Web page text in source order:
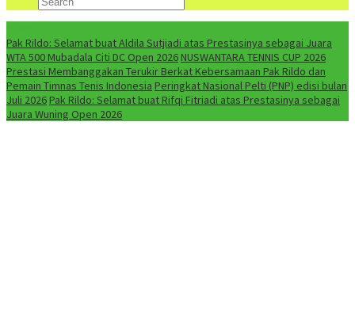
Pak Rildo: Selamat buat Aldila Sutjiadi atas Prestasinya sebagai Juara
WTA 500 Mubadala Citi DC Open 2026NUSWANTARA TENNIS CUP 2026
Prestasi Membanggakan Terukir Berkat Kebersamaan Pak Rildo dan
Pemain Timnas Tenis Indonesia Peringkat Nasional Pelti (PNP) edisi bulan
Juli 2026Pak Rildo: Selamat buat Rifqi Fitriadi atas Prestasinya sebagai
Juara Wuning Open 2026